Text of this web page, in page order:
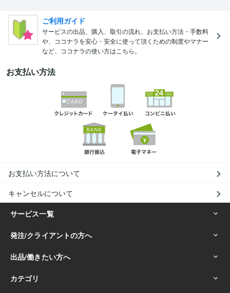
ご利用ガイド
サービスの出品、購入、取引の流れ、お支払い方法・手数料
や、ココナラを安心・安全に使って頂くための制度やマナー
など、ココナラの使い方はこちら。
お支払い方法
お支払い方法について
キャンセルについて